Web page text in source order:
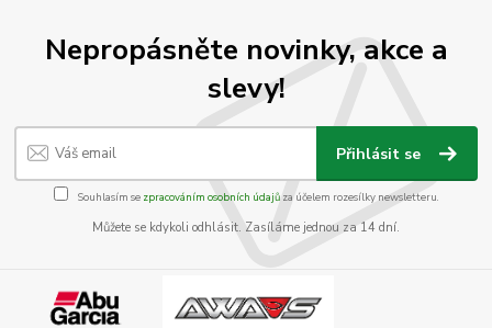
Nepropásněte novinky, akce a
slevy!
Přihlásit se
Souhlasím se zpracováním osobních údajůza účelem rozesílky newsletteru.
Můžete se kdykoli odhlásit. Zasíláme jednou za 14 dní.